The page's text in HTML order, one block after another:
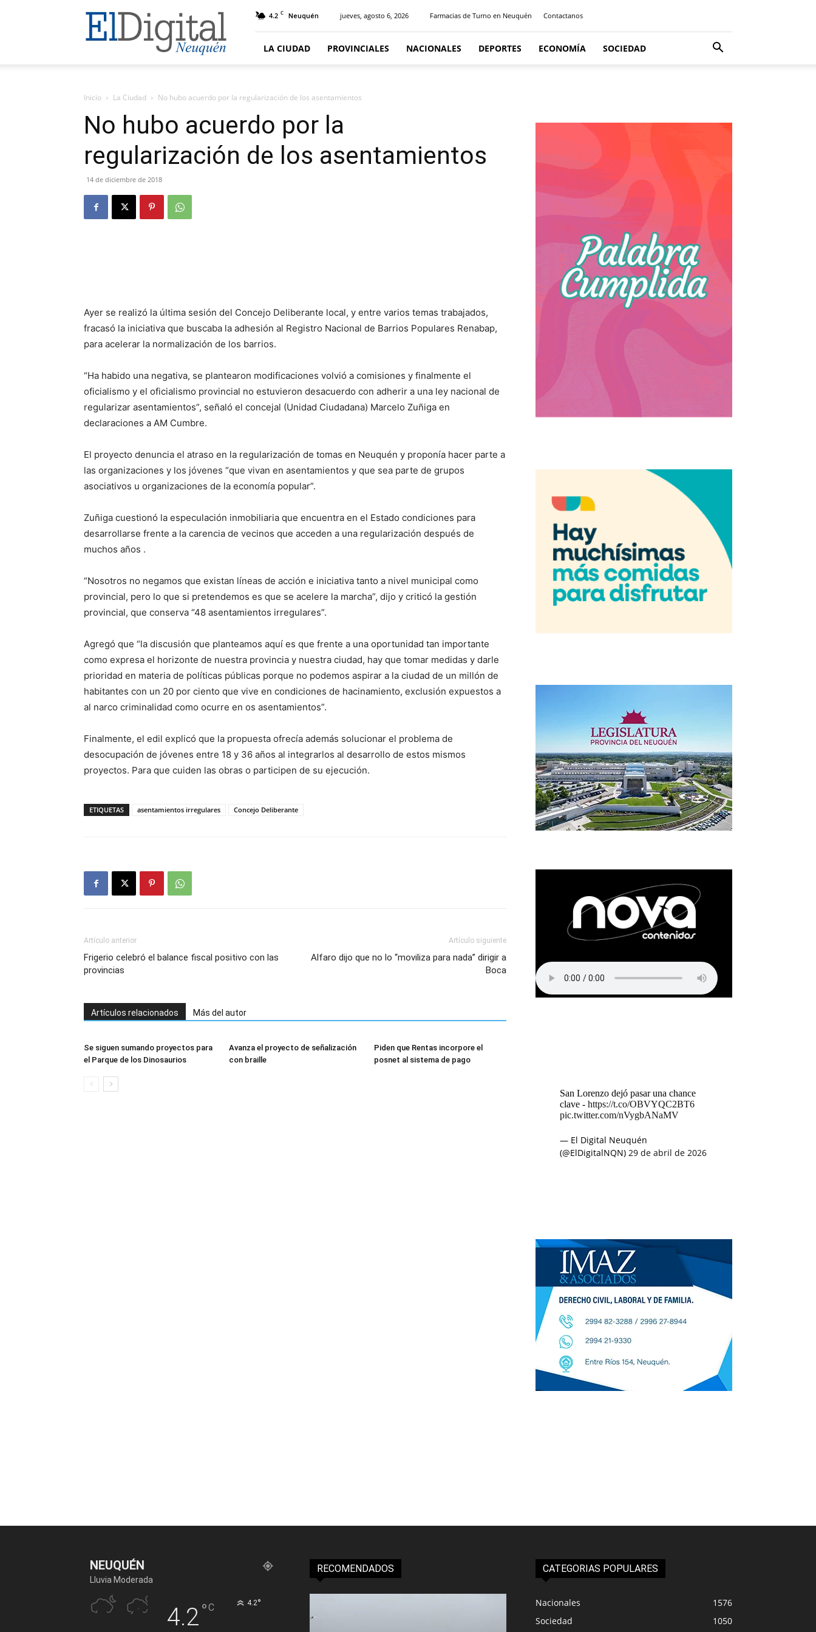
El
Digital
Neuquen
4.2 C Neuquén jueves, agosto 6, 2026 Farmacias de Turno en Neuquén Contactanos
LA CIUDAD PROVINCIALES NACIONALES DEPORTES ECONOMÍA SOCIEDAD
Inicio La Ciudad No hubo acuerdo por la regularización de los asentamientos
No hubo acuerdo por la
regularización de los asentamientos
14 de diciembre de 2018
Ayer se realizó la última sesión del Concejo Deliberante local, y entre varios temas trabajados,
fracasó la iniciativa que buscaba la adhesión al Registro Nacional de Barrios Populares Renabap,
para acelerar la normalización de los barrios.
“Ha habido una negativa, se plantearon modificaciones volvió a comisiones y finalmente el
oficialismo y el oficialismo provincial no estuvieron desacuerdo con adherir a una ley nacional de
regularizar asentamientos”, señaló el concejal (Unidad Ciudadana) Marcelo Zuñiga en
declaraciones a AM Cumbre.
El proyecto denuncia el atraso en la regularización de tomas en Neuquén y proponía hacer parte a
las organizaciones y los jóvenes “que vivan en asentamientos y que sea parte de grupos
asociativos u organizaciones de la economía popular”.
Zuñiga cuestionó la especulación inmobiliaria que encuentra en el Estado condiciones para
desarrollarse frente a la carencia de vecinos que acceden a una regularización después de
muchos años .
“Nosotros no negamos que existan líneas de acción e iniciativa tanto a nivel municipal como
provincial, pero lo que si pretendemos es que se acelere la marcha”, dijo y criticó la gestión
provincial, que conserva “48 asentamientos irregulares”.
Agregó que “la discusión que planteamos aquí es que frente a una oportunidad tan importante
como expresa el horizonte de nuestra provincia y nuestra ciudad, hay que tomar medidas y darle
prioridad en materia de políticas públicas porque no podemos aspirar a la ciudad de un millón de
habitantes con un 20 por ciento que vive en condiciones de hacinamiento, exclusión expuestos a
al narco criminalidad como ocurre en os asentamientos”.
Finalmente, el edil explicó que la propuesta ofrecía además solucionar el problema de
desocupación de jóvenes entre 18 y 36 años al integrarlos al desarrollo de estos mismos
proyectos. Para que cuiden las obras o participen de su ejecución.
ETIQUETAS asentamientos irregulares Concejo Deliberante
Artículo anterior
Frigerio celebró el balance fiscal positivo con las
provincias
Artículo siguiente
Alfaro dijo que no lo “moviliza para nada” dirigir a
Boca
Artículos relacionados Más del autor
Se siguen sumando proyectos para
el Parque de los Dinosaurios
Avanza el proyecto de señalización
con braille
Piden que Rentas incorpore el
posnet al sistema de pago
San Lorenzo dejó pasar una chance
clave - https://t.co/OBVYQC2BT6
pic.twitter.com/nVygbANaMV
— El Digital Neuquén
(@ElDigitalNQN) 29 de abril de 2026
NEUQUÉN
Lluvia Moderada
4.2°C 4.2°
RECOMENDADOS CATEGORIAS POPULARES
Nacionales
1576
Sociedad
1050